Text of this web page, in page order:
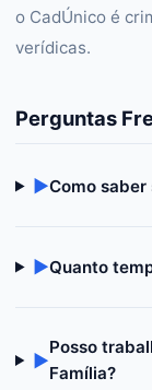
o CadÚnico é
verídicas.
Perguntas
▶Como
▶Quanto
▶
Posso
Família?